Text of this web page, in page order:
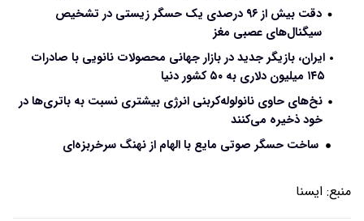
دقت بیش از ۹۶ درصدی یک حسگر زیستی در تشخیص
سیگنال‌های عصبی مغز
ایران، بازیگر جدید در بازار جهانی محصولات نانویی با صادرات
۱۴۵ میلیون دلاری به ۵۰ کشور دنیا
نخ‌های حاوی نانولوله‌کربنی انرژی بیشتری نسبت به باتری‌ها در
خود ذخیره می‌کنند
ساخت حسگر صوتی مایع با الهام از نهنگ سرخربزه‌ای
منبع: ايسنا